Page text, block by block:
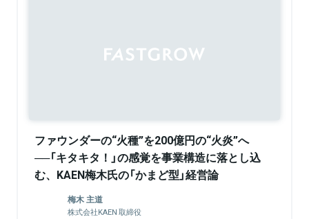
ファウンダーの“火種”を200億円の“火炎”へ
──「キタキタ！」の感覚を事業構造に落とし込
む、KAEN梅木氏の「かまど型」経営論
【FastGrowジョニーが聞く】
梅木 主道
株式会社KAEN 取締役